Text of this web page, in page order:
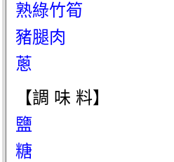
熟綠竹筍
豬腿肉
蔥
【調 味 料】
鹽
糖